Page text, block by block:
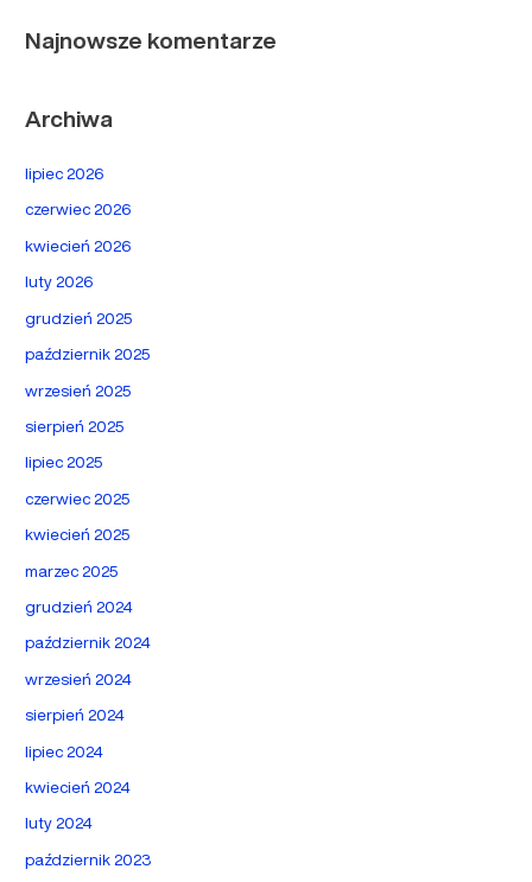
Najnowsze komentarze
Archiwa
lipiec 2026
czerwiec 2026
kwiecień 2026
luty 2026
grudzień 2025
październik 2025
wrzesień 2025
sierpień 2025
lipiec 2025
czerwiec 2025
kwiecień 2025
marzec 2025
grudzień 2024
październik 2024
wrzesień 2024
sierpień 2024
lipiec 2024
kwiecień 2024
luty 2024
październik 2023